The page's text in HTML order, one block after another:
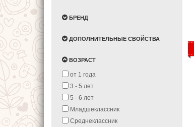
БРЕНД
ДОПОЛНИТЕЛЬНЫЕ СВОЙСТВА
ВОЗРАСТ
от 1 года
3 - 5 лет
5 - 6 лет
Младшеклассник
Среднеклассник